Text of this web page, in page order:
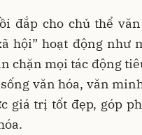
đắp cho chủ thể
hội” hoạt động như
chặn mọi tác động
văn hóa, văn
giá trị tốt đẹp, góp